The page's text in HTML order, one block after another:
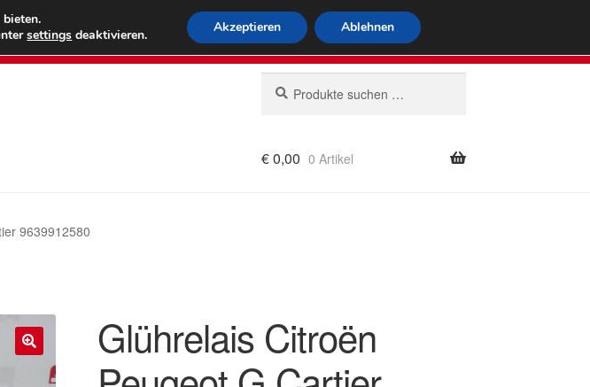
Weltweiter Versand
(800) 500 564Mo-Fr 9-16 Uhr
nach:
€0,00 0 Artikel
9639912580
Glührelais Citroën
settings deaktivieren. Akzeptieren Ablehnen